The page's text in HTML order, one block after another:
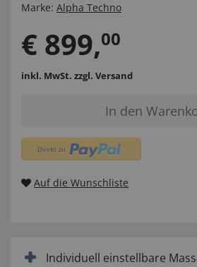
Marke: Alpha Techno
€ 899,00
inkl. MwSt. zzgl. Versand
In den
Auf die Wunschliste
Individuell einstellbare